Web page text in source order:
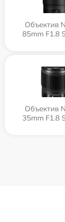
Объектив
85mm F1.8
Объектив
35mm F1.8